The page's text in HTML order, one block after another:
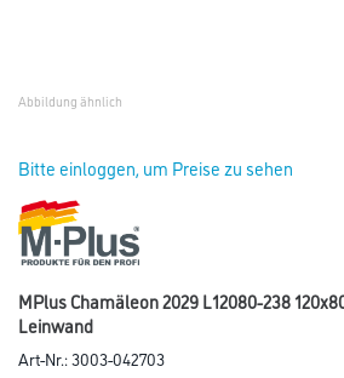
Abbildung ähnlich
Bitte einloggen, um Preise zu sehen
MPlus Chamäleon 2029 L12080-238
Leinwand
Art-Nr.:3003-042703